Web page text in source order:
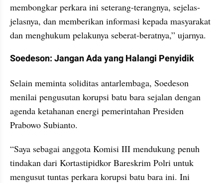
membongkar perkara ini seterang-terangnya, sejelas-
jelasnya, dan memberikan informasi kepada masyarakat
dan menghukum pelakunya seberat-beratnya,” ujarnya.
Soedeson: Jangan Ada yang Halangi Penyidik
Selain meminta soliditas antarlembaga, Soedeson
menilai pengusutan korupsi batu bara sejalan dengan
agenda ketahanan energi pemerintahan Presiden
Prabowo Subianto.
“Saya sebagai anggota Komisi III mendukung penuh
tindakan dari Kortastipidkor Bareskrim Polri untuk
mengusut tuntas perkara korupsi batu bara ini. Ini